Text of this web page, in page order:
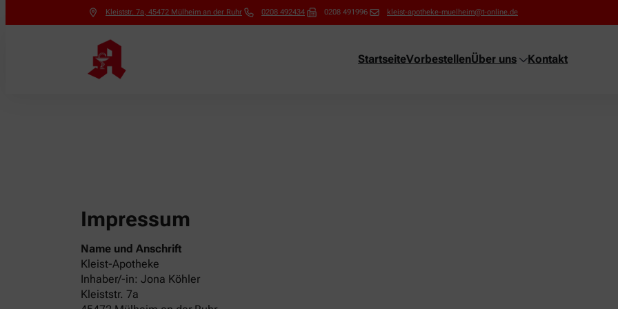
Kleiststr. 7a, 45472 Mülheim an der Ruhr 0208 492434 0208 491996 kleist-apotheke-muelheim@t-online.de
StartseiteVorbestellenÜber uns Kontakt
Impressum
Name und Anschrift
Kleist-Apotheke
Inhaber/-in: Jona Köhler
Kleiststr. 7a